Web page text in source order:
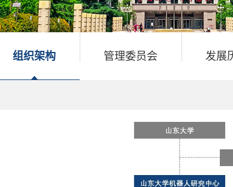
组织架构 管理委员会 发展